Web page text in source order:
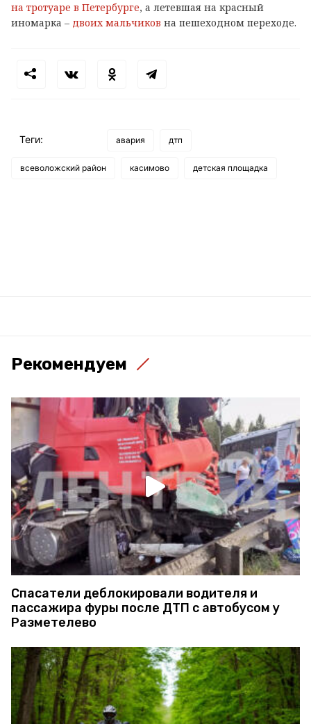
на тротуаре в Петербурге, а летевшая на красный
иномарка – двоих мальчиков на пешеходном переходе.
Теги: авария дтп
всеволожский район касимово детская площадка
Рекомендуем
Спасатели деблокировали водителя и
пассажира фуры после ДТП с автобусом у
Разметелево